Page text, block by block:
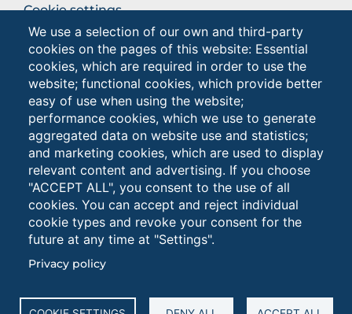
We use a selection of our own and third-party
cookies on the pages of this website: Essential
cookies, which are required in order to use the
website; functional cookies, which provide better
easy of use when using the website;
performance cookies, which we use to generate
aggregated data on website use and statistics;
and marketing cookies, which are used to display
relevant content and advertising. If you choose
"ACCEPT ALL", you consent to the use of all
cookies. You can accept and reject individual
cookie types and revoke your consent for the
future at any time at "Settings".
Privacy policy
BROWSE
THE
SECTION
Cookie settings
Privacy - Studenti
Privacy
Browse
the
section
Università degli Studi di Foggia • Via A.Gramsci 89/91 •
servizioweb@unifg.it